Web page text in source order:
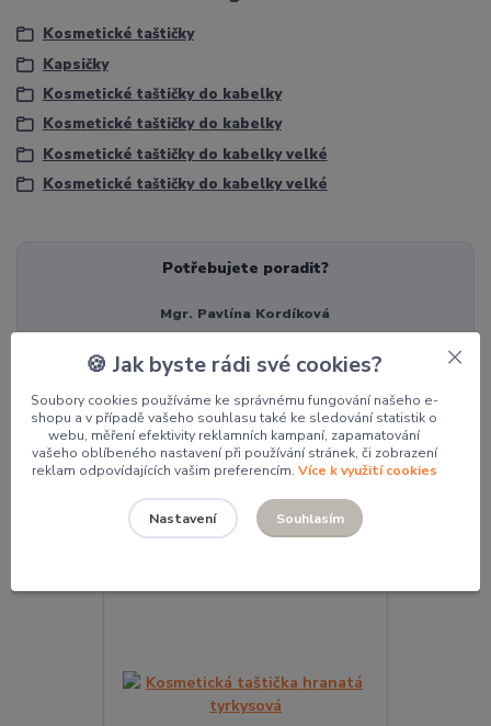
Kosmetické taštičky
Kapsičky
Kosmetické taštičky do kabelky
Kosmetické taštičky do kabelky
Kosmetické taštičky do kabelky velké
Kosmetické taštičky do kabelky velké
Potřebujete poradit?
Mgr. Pavlína Kordíková
pavla@pocketdesign.cz
Související zboží 7
🍪 Jak byste rádi své cookies?
Soubory cookies používáme ke správnému fungování našeho e-
shopu a v případě vašeho souhlasu také ke sledování statistik o
webu, měření efektivity reklamních kampaní, zapamatování
vašeho oblíbeného nastavení při používání stránek, či zobrazení
reklam odpovídajících vašim preferencím. Více k využití cookies
Nastavení Souhlasím